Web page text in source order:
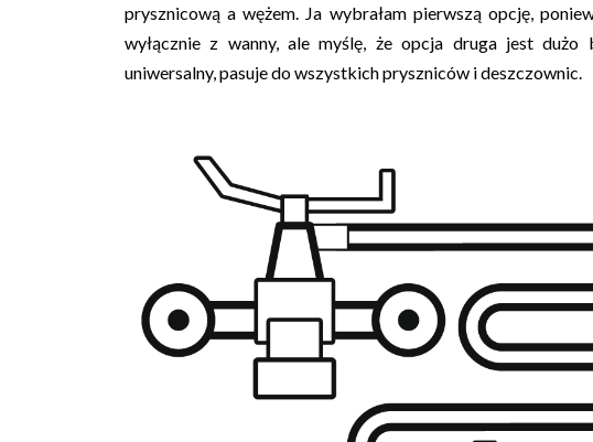
prysznicową a wężem. Ja wybrałam pierwszą opcję,
wyłącznie z wanny, ale myślę, że opcja druga jest dużo
uniwersalny, pasuje do wszystkich pryszniców i deszczownic.